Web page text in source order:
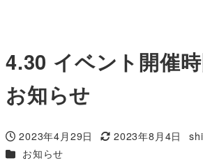
4.30 イベント開催
お知らせ
投稿日
2023年4月29日
更新日
2023年8月4日
著
カテゴリー
お知らせ